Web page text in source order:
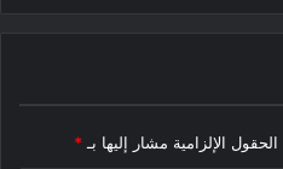
الحقول الإلزامية مشار إليها بـ *